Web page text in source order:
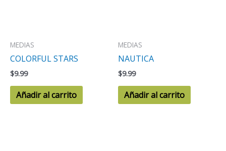
MEDIAS
COLORFUL STARS
$9.99
Añadir al carrito
MEDIAS
NAUTICA
$9.99
Añadir al carrito